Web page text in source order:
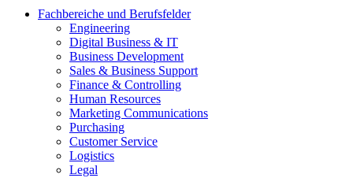
Fachbereiche und Berufsfelder
Engineering
Digital Business & IT
Business Development
Sales & Business Support
Finance & Controlling
Human Resources
Marketing Communications
Purchasing
Customer Service
Logistics
Legal